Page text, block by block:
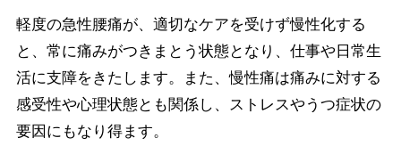
軽度の急性腰痛が、適切なケアを受けず慢性化する
と、常に痛みがつきまとう状態となり、仕事や日常生
活に支障をきたします。また、慢性痛は痛みに対する
感受性や心理状態とも関係し、ストレスやうつ症状の
要因にもなり得ます。